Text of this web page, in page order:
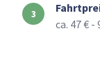
ca. 47 € -